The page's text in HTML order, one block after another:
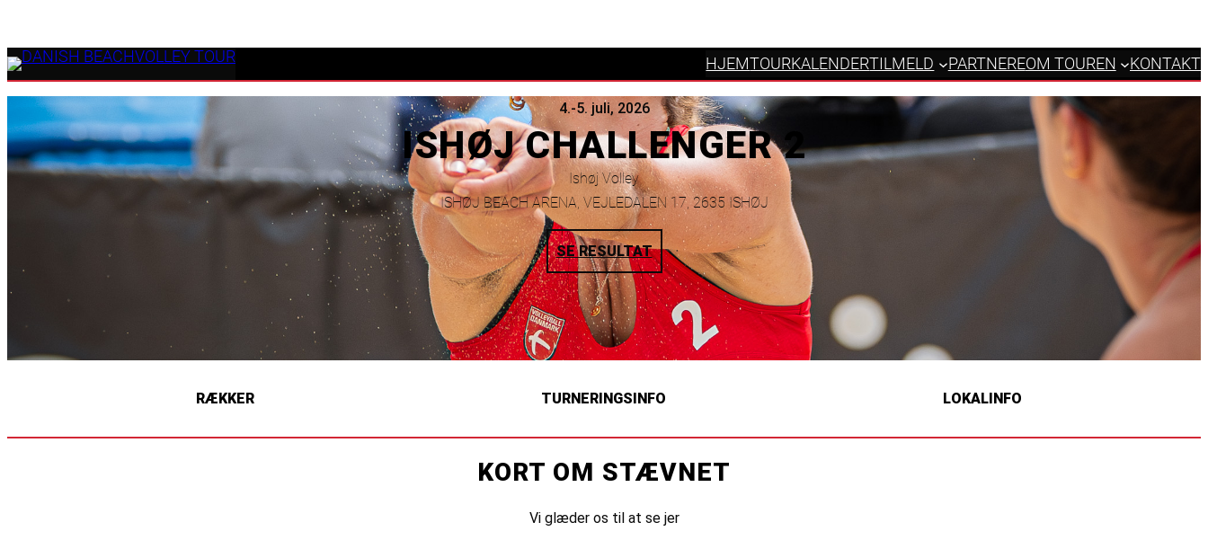
HJEMTOURKALENDERTILMELD PARTNEREOM TOUREN KONTAKT
4.-5. juli, 2026
ISHØJ CHALLENGER 2
Ishøj Volley
ISHØJ BEACH ARENA, VEJLEDALEN 17, 2635 ISHØJ
SE RESULTAT
RÆKKER TURNERINGSINFO LOKALINFO
KORT OM STÆVNET
Vi glæder os til at se jer